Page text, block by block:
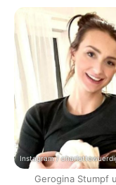
Instagram /
Gerogina Stumpf